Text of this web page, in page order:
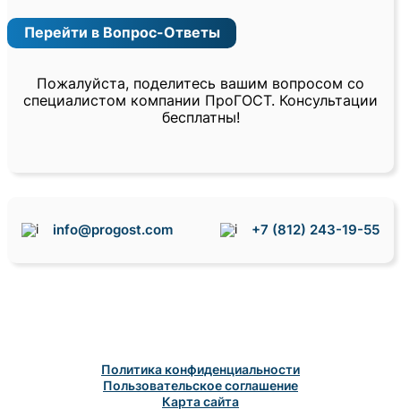
Перейти в Вопрос-Ответы
Пожалуйста, поделитесь вашим вопросом со
специалистом компании ПроГОСТ. Консультации
бесплатны!
info@progost.com +7 (812) 243-19-55
Политика конфиденциальности
Пользовательское соглашение
Карта сайта